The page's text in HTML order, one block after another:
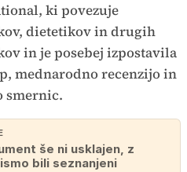
ki povezuje
dietetikov in drugih
in je posebej izpostavila
mednarodno recenzijo in
smernic.
še ni usklajen, z
bili seznanjeni